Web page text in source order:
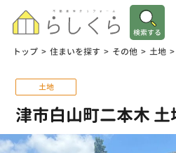
検索する
トップ > 住まいを探す > その他 > 土地 >
土地
津市白山町二本木 土